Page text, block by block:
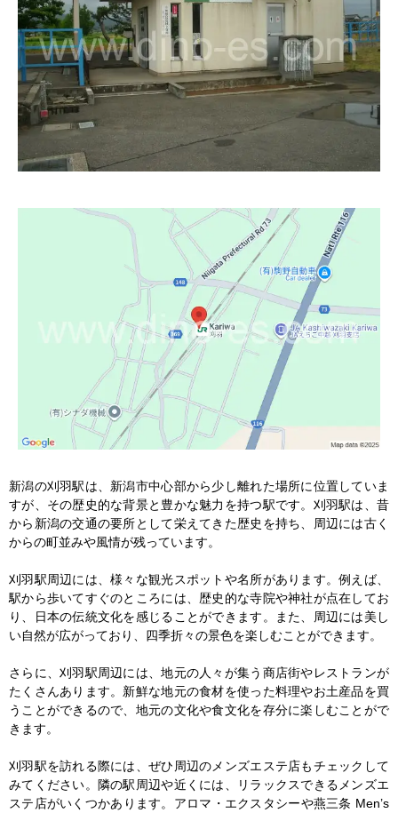
新潟の刈羽駅は、新潟市中心部から少し離れた場所に位置していま
すが、その歴史的な背景と豊かな魅力を持つ駅です。刈羽駅は、昔
から新潟の交通の要所として栄えてきた歴史を持ち、周辺には古く
からの町並みや風情が残っています。
刈羽駅周辺には、様々な観光スポットや名所があります。例えば、
駅から歩いてすぐのところには、歴史的な寺院や神社が点在してお
り、日本の伝統文化を感じることができます。また、周辺には美し
い自然が広がっており、四季折々の景色を楽しむことができます。
さらに、刈羽駅周辺には、地元の人々が集う商店街やレストランが
たくさんあります。新鮮な地元の食材を使った料理やお土産品を買
うことができるので、地元の文化や食文化を存分に楽しむことがで
きます。
刈羽駅を訪れる際には、ぜひ周辺のメンズエステ店もチェックして
みてください。隣の駅周辺や近くには、リラックスできるメンズエ
ステ店がいくつかあります。アロマ・エクスタシーや燕三条 Men’s